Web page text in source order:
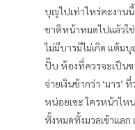
บุญไปเท่าไหร่คะงาน
ชาติหน้าหมดไปแล้วใ
ไม่มีบารมีไม่เกิด แต้ม
ปั๊บ ห้องที่ควรจะเป็น
จ่ายเงินช้ากว่า ‘มาร
หน่อยเซะ ใครหน้าไ
ทั้งหมดทั้งมวลเข้าแลก